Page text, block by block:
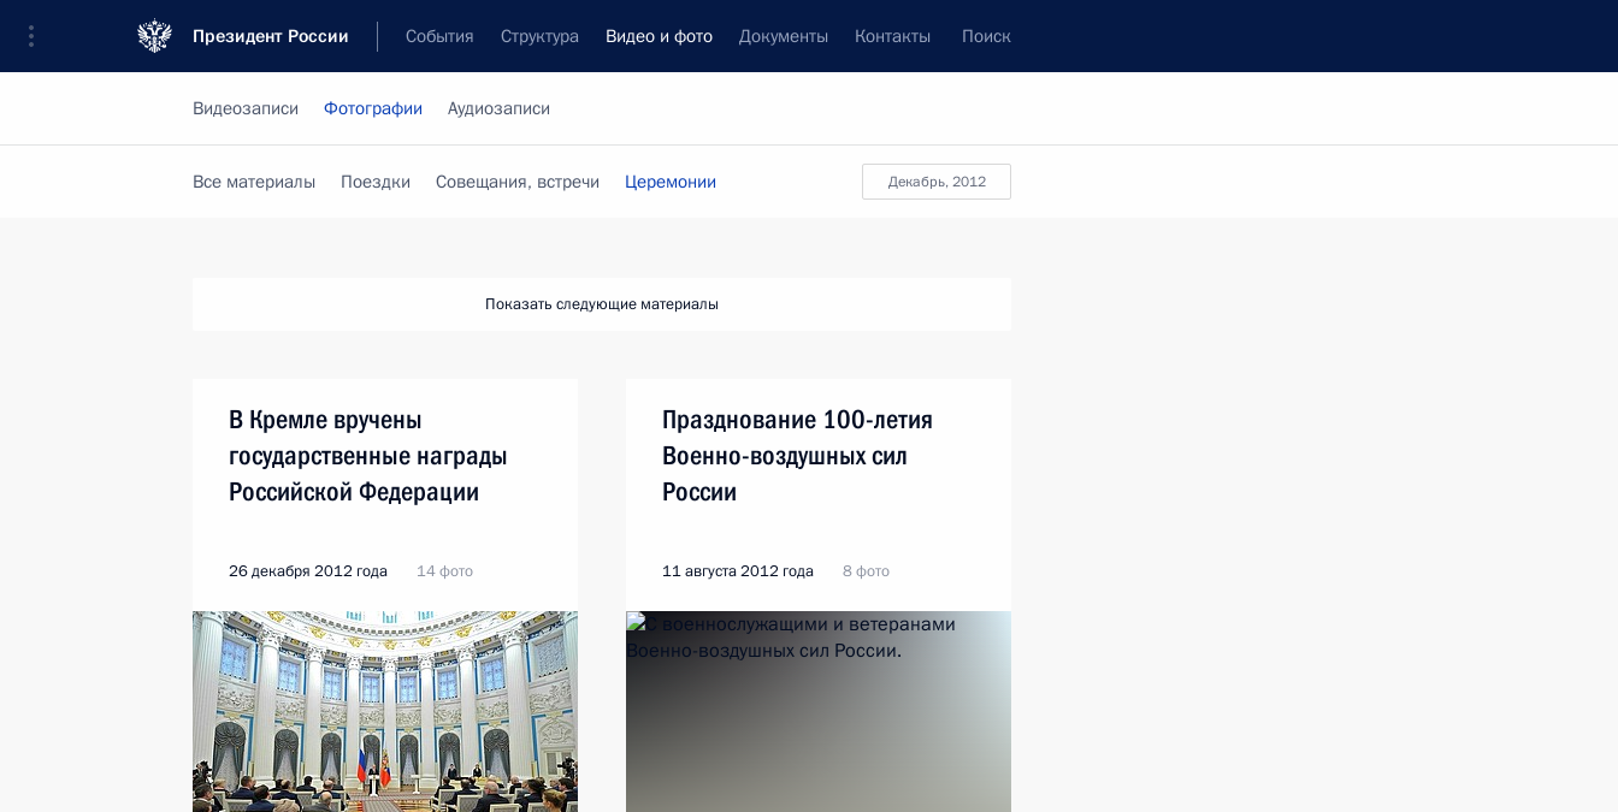
Президент России События Структура Видео и фото Документы Контакты Поиск
Видеозаписи Фотографии Аудиозаписи
декабрь, 2012
Все материалы Поездки Совещания, встречи Церемонии
Показать следующие материалы
В Кремле вручены
государственные награды
Российской Федерации
26 декабря 2012 года 14 фото
Празднование 100-летия
Военно-воздушных сил
России
11 августа 2012 года 8 фото